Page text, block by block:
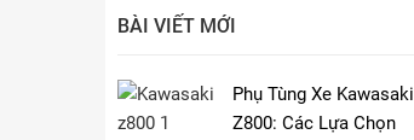
BÀI VIẾT MỚI
Phụ Tùng Xe Kawasaki
Z800: Các Lựa Chọn